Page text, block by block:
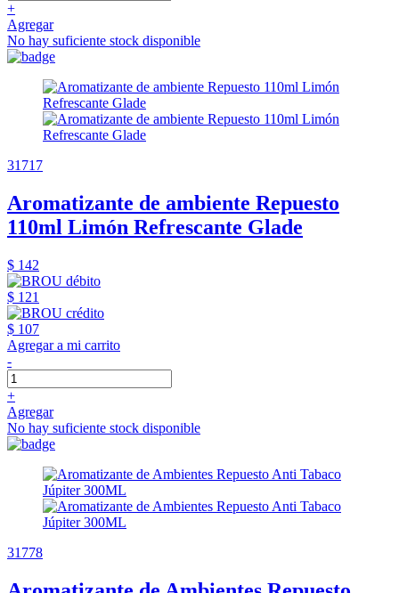
+
Agregar
No hay suficiente stock disponible
31717
Aromatizante de ambiente Repuesto
110ml Limón Refrescante Glade
$ 142
$ 121
$ 107
Agregar a mi carrito
-
+
Agregar
No hay suficiente stock disponible
31778